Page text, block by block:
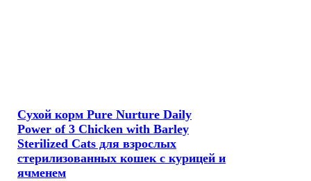
Сухой корм Pure Nurture Daily
Power of 3 Chicken with Barley
Sterilized Cats для взрослых
стерилизованных кошек с курицей и
ячменем